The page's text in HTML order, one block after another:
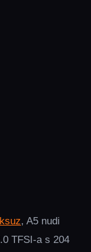
, A5 nudi
TFSI-a s 204